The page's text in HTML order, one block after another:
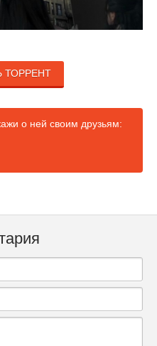
ТОРРЕНТ
о ней своим друзьям: